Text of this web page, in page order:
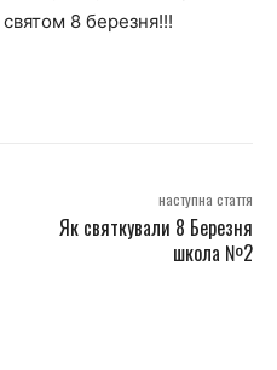
святом 8 березня!!!
наступна стаття
Як святкували 8 Березня
школа №2